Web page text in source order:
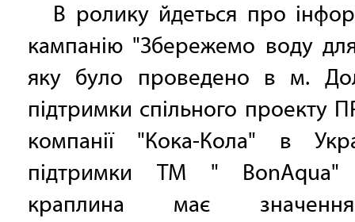
В ролику йдеться про
кампанію "Збережемо воду
яку було проведено в м.
підтримки спільного проекту
компанії "Кока-Кола" в
підтримки ТМ " BonAqua"
краплина має